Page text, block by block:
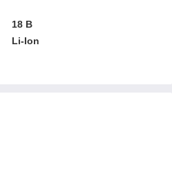
18 В
Li-Ion